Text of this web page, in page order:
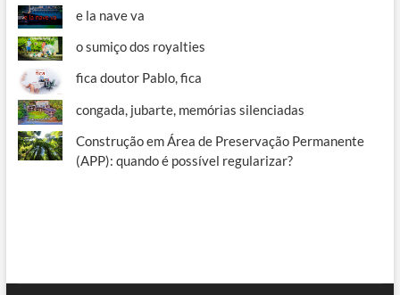
e la nave va
o sumiço dos royalties
fica doutor Pablo, fica
congada, jubarte, memórias silenciadas
Construção em Área de Preservação Permanente
(APP): quando é possível regularizar?